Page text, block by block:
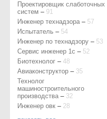
Проектировщик слаботочных
систем – 91
Инженер технадзора – 57
Испытатель – 54
Инженер по технадзору – 53
Сервис инженер 1с – 52
Биотехнолог – 48
Авиаконструктор – 35
Технолог
машиностроительного
производства – 32
Инженер овк – 28